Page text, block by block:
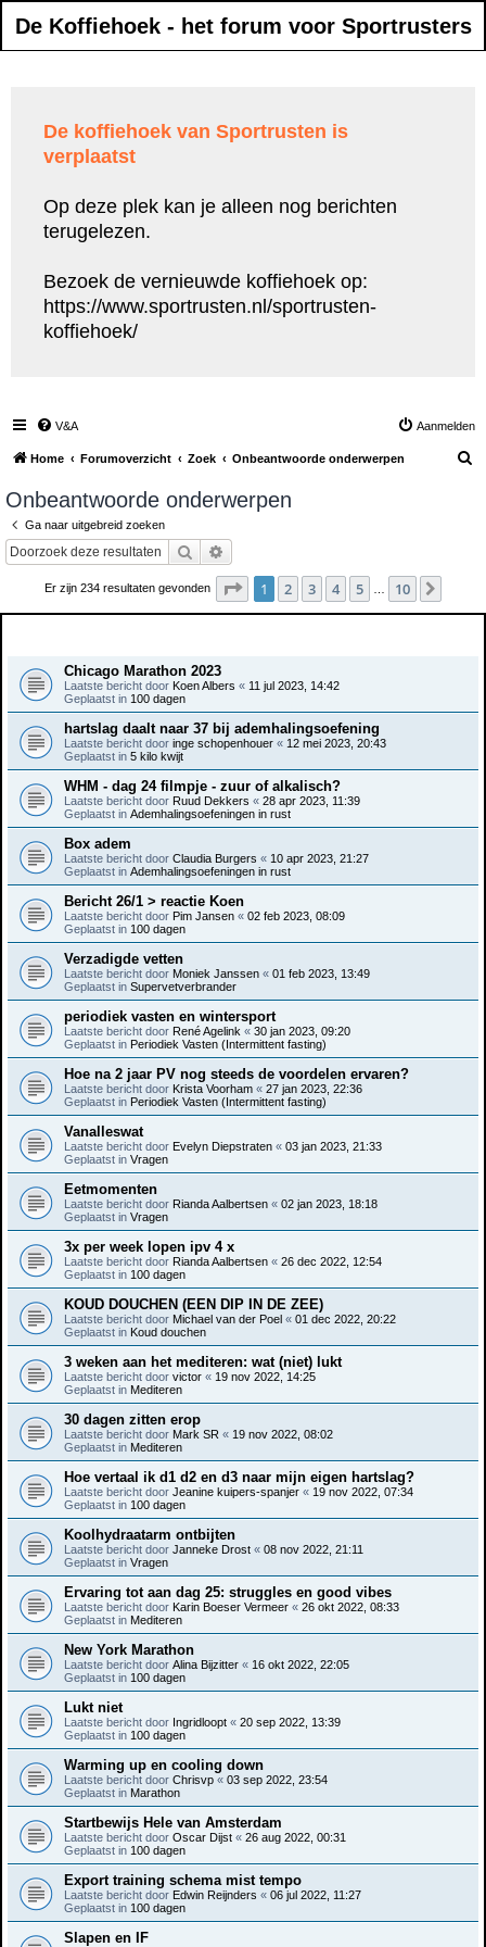
De Koffiehoek - het forum voor Sportrusters
De koffiehoek van Sportrusten is
verplaatst
Op deze plek kan je alleen nog berichten
terugelezen.
Bezoek de vernieuwde koffiehoek op:
https://www.sportrusten.nl/sportrusten-
koffiehoek/
V&A Aanmelden
Home Forumoverzicht Zoek Onbeantwoorde onderwerpen
Onbeantwoorde onderwerpen
Ga naar uitgebreid zoeken
Zoek
Er zijn 234 resultaten gevonden Pagina van 10
1 2 3 4 5 10
Chicago Marathon 2023
Laatste bericht door Koen Albers « 11 jul 2023, 14:42
Geplaatst in 100 dagen
hartslag daalt naar 37 bij ademhalingsoefening
Laatste bericht door inge schopenhouer « 12 mei 2023, 20:43
Geplaatst in 5 kilo kwijt
WHM - dag 24 filmpje - zuur of alkalisch?
Laatste bericht door Ruud Dekkers « 28 apr 2023, 11:39
Geplaatst in Ademhalingsoefeningen in rust
Box adem
Laatste bericht door Claudia Burgers « 10 apr 2023, 21:27
Geplaatst in Ademhalingsoefeningen in rust
Bericht 26/1 > reactie Koen
Laatste bericht door Pim Jansen « 02 feb 2023, 08:09
Geplaatst in 100 dagen
Verzadigde vetten
Laatste bericht door Moniek Janssen « 01 feb 2023, 13:49
Geplaatst in Supervetverbrander
periodiek vasten en wintersport
Laatste bericht door René Agelink « 30 jan 2023, 09:20
Geplaatst in Periodiek Vasten (Intermittent fasting)
Hoe na 2 jaar PV nog steeds de voordelen ervaren?
Laatste bericht door Krista Voorham « 27 jan 2023, 22:36
Geplaatst in Periodiek Vasten (Intermittent fasting)
Vanalleswat
Laatste bericht door Evelyn Diepstraten « 03 jan 2023, 21:33
Geplaatst in Vragen
Eetmomenten
Laatste bericht door Rianda Aalbertsen « 02 jan 2023, 18:18
Geplaatst in Vragen
3x per week lopen ipv 4 x
Laatste bericht door Rianda Aalbertsen « 26 dec 2022, 12:54
Geplaatst in 100 dagen
KOUD DOUCHEN (EEN DIP IN DE ZEE)
Laatste bericht door Michael van der Poel « 01 dec 2022, 20:22
Geplaatst in Koud douchen
3 weken aan het mediteren: wat (niet) lukt
Laatste bericht door victor « 19 nov 2022, 14:25
Geplaatst in Mediteren
30 dagen zitten erop
Laatste bericht door Mark SR « 19 nov 2022, 08:02
Geplaatst in Mediteren
Hoe vertaal ik d1 d2 en d3 naar mijn eigen hartslag?
Laatste bericht door Jeanine kuipers-spanjer « 19 nov 2022, 07:34
Geplaatst in 100 dagen
Koolhydraatarm ontbijten
Laatste bericht door Janneke Drost « 08 nov 2022, 21:11
Geplaatst in Vragen
Ervaring tot aan dag 25: struggles en good vibes
Laatste bericht door Karin Boeser Vermeer « 26 okt 2022, 08:33
Geplaatst in Mediteren
New York Marathon
Laatste bericht door Alina Bijzitter « 16 okt 2022, 22:05
Geplaatst in 100 dagen
Lukt niet
Laatste bericht door Ingridloopt « 20 sep 2022, 13:39
Geplaatst in 100 dagen
Warming up en cooling down
Laatste bericht door Chrisvp « 03 sep 2022, 23:54
Geplaatst in Marathon
Startbewijs Hele van Amsterdam
Laatste bericht door Oscar Dijst « 26 aug 2022, 00:31
Geplaatst in 100 dagen
Export training schema mist tempo
Laatste bericht door Edwin Reijnders « 06 jul 2022, 11:27
Geplaatst in 100 dagen
Slapen en IF